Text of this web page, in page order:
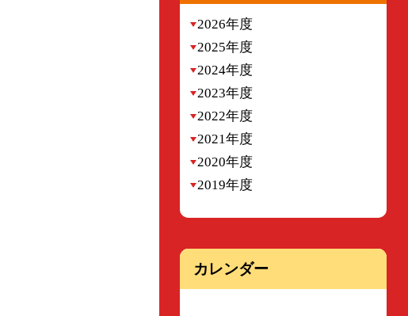
2026年度
2025年度
2024年度
2023年度
2022年度
2021年度
2020年度
2019年度
カレンダー